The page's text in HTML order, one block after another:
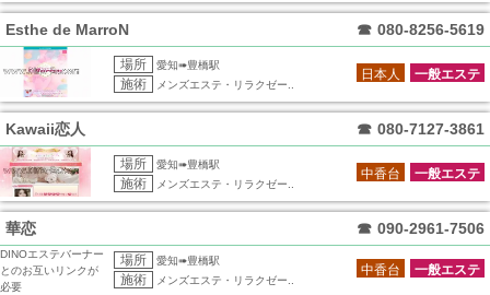
Esthe de MarroN ☎ 080-8256-5619
場所 愛知➠豊橋駅
施術 メンズエステ・リラクゼー..
一般エステ
日本人
Kawaii恋人 ☎ 080-7127-3861
場所 愛知➠豊橋駅
施術 メンズエステ・リラクゼー..
一般エステ
中香台
華恋 ☎ 090-2961-7506
DINOエステバーナー
とのお互いリンクが
必要
場所 愛知➠豊橋駅
施術 メンズエステ・リラクゼー..
一般エステ
中香台